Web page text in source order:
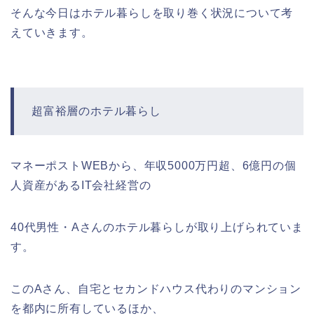
そんな今日はホテル暮らしを取り巻く状況について考
えていきます。
超富裕層のホテル暮らし
マネーポストWEBから、年収5000万円超、6億円の個
人資産があるIT会社経営の
40代男性・Aさんのホテル暮らしが取り上げられていま
す。
このAさん、自宅とセカンドハウス代わりのマンション
を都内に所有しているほか、